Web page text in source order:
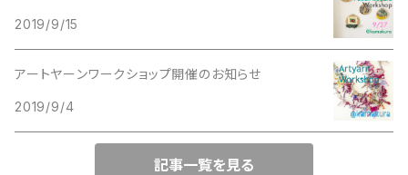
コイル
2019/9/15
アートヤーンワークショップ開催のお知らせ
2019/9/4
記事一覧を見る